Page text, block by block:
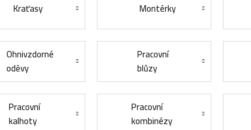
Kraťasy Montérky
Ohnivzdorné
oděvy
Pracovní
blůzy
Pracovní
kalhoty
Pracovní
kombinézy